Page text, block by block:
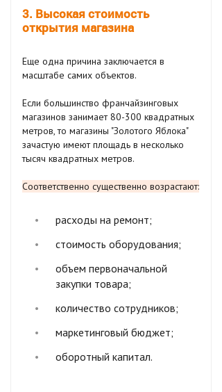
3. Высокая стоимость
открытия магазина
Еще одна причина заключается в
масштабе самих объектов.
Если большинство франчайзинговых
магазинов занимает 80-300 квадратных
метров, то магазины "Золотого Яблока"
зачастую имеют площадь в несколько
тысяч квадратных метров.
Соответственно существенно возрастают:
расходы на ремонт;
стоимость оборудования;
объем первоначальной
закупки товара;
количество сотрудников;
маркетинговый бюджет;
оборотный капитал.